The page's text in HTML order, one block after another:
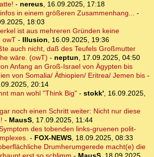
- nereus, 16.09.2025, 17:18
in einem größeren Zusammenhang... -
18:03
ist aus mehreren Gründen keine
owT - Illusion, 16.09.2025, 19:36
auch nicht, daß des Teufels Großmutter
wäre. (owT) - neptun, 17.09.2025, 04:50
Anfang an Groß-Israel von Ägypten bis
von Somalia/ Äthiopien/ Eritrea/ Jemen bis -
20:14
man wohl "Think Big"- stokk', 16.09.2025,
noch einen Schritt weiter: Nicht nur diese
- MausS, 17.09.2025, 11:44
des tobenden links-gruenen polit-
- FOX-NEWS, 18.09.2025, 08:33
Drumherumgerede macht(e) die